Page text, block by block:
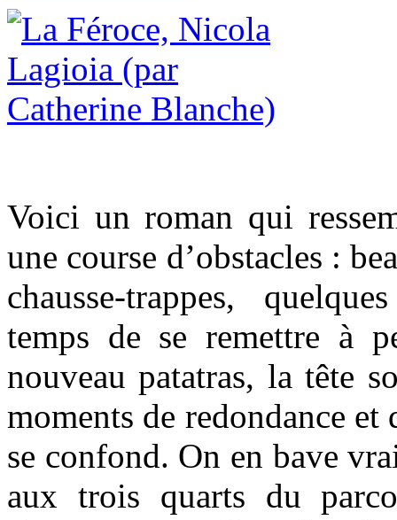
Voici un roman qui
une course d’obstacles :
chausse-trappes,
temps de se remettre à
nouveau patatras, la tête
moments de redondance
se confond. On en bave
aux trois quarts du